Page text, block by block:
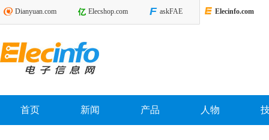
Dianyuan.com Elecshop.com askFAE Elecinfo.com
首页 新闻 产品 人物